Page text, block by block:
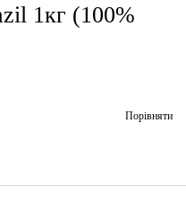
1кг (100%
Порівняти